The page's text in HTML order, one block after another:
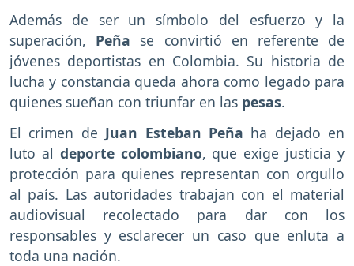
Además de ser un símbolo del esfuerzo y la
superación, Peña se convirtió en referente de
jóvenes deportistas en Colombia. Su historia de
lucha y constancia queda ahora como legado para
quienes sueñan con triunfar en las pesas.
El crimen de Juan Esteban Peña ha dejado en
luto al deporte colombiano, que exige justicia y
protección para quienes representan con orgullo
al país. Las autoridades trabajan con el material
audiovisual recolectado para dar con los
responsables y esclarecer un caso que enluta a
toda una nación.